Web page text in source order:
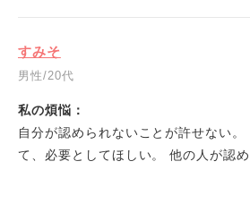
すみそ
男性/20代
私の煩悩：
自分が認められないことが許せない
て、必要としてほしい。 他の人が認